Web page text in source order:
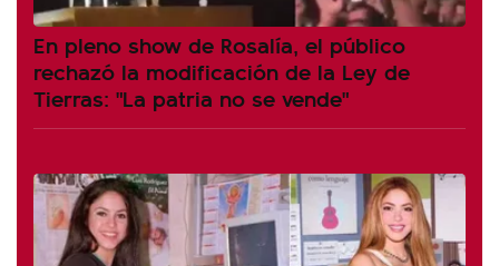
En pleno show de Rosalía, el público
rechazó la modificación de la Ley de
Tierras: "La patria no se vende"